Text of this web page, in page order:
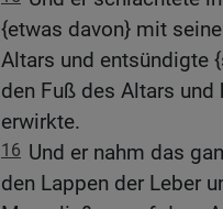
{etwas davon} mit
Altars und entsündigte
den Fuß des Altars
erwirkte.
16 Und er nahm das
den Lappen der Leber